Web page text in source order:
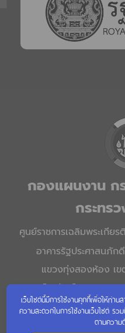
กองแผนงาน
กระทร
ศูนย์ราชการเฉลิมพระเกี
อาคารรัฐประศาสนภั
แขวงทุ่งสองห้อง เ
โทรศัพท์ 0 2141
เว็บไซต์นี้มีการใช้งานคุกกี้เพื่อให้ท่าน
ความสะดวกในการใช้งานเว็บไซต์ รว
ตามความ